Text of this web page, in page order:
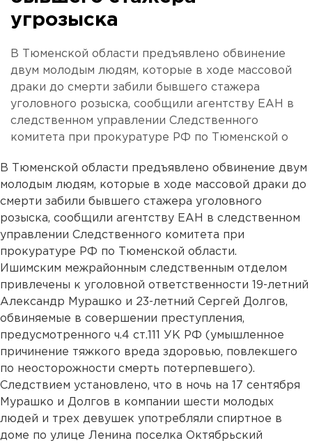
угрозыска
В Тюменской области предъявлено обвинение
двум молодым людям, которые в ходе массовой
драки до смерти забили бывшего стажера
уголовного розыска, сообщили агентству ЕАН в
следственном управлении Следственного
комитета при прокуратуре РФ по Тюменской о
В Тюменской области предъявлено обвинение двум
молодым людям, которые в ходе массовой драки до
смерти забили бывшего стажера уголовного
розыска, сообщили агентству ЕАН в следственном
управлении Следственного комитета при
прокуратуре РФ по Тюменской области.
Ишимским межрайонным следственным отделом
привлечены к уголовной ответственности 19-летний
Александр Мурашко и 23-летний Сергей Долгов,
обвиняемые в совершении преступления,
предусмотренного ч.4 ст.111 УК РФ (умышленное
причинение тяжкого вреда здоровью, повлекшего
по неосторожности смерть потерпевшего).
Следствием установлено, что в ночь на 17 сентября
Мурашко и Долгов в компании шести молодых
людей и трех девушек употребляли спиртное в
доме по улице Ленина поселка Октябрьский